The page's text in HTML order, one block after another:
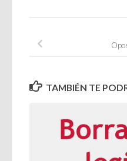
TAMBIÉN TE